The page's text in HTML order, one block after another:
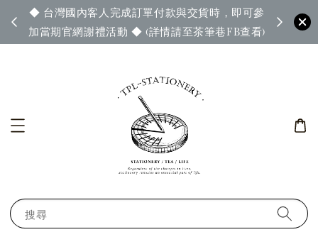
◆ 台灣國內客人完成訂單付款與交貨時，即可參
加當期官網謝禮活動 ◆ (詳情請至茶筆巷FB查看)
◆ 官
搜尋